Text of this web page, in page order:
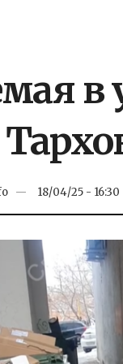
в
18/04/25 - 16:30